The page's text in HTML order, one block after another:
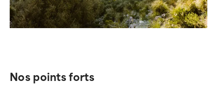
Nos points forts